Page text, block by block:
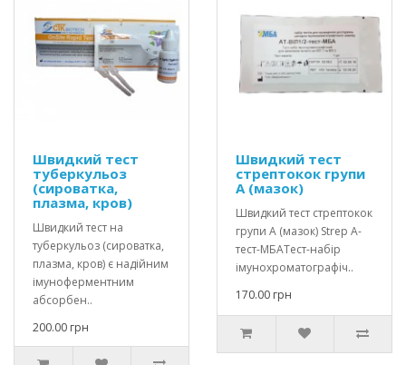
Швидкий тест
туберкульоз
(сироватка,
плазма, кров)
Швидкий тест на
туберкульоз (сироватка,
плазма, кров) є надійним
імуноферментним
абсорбен..
200.00 грн
Швидкий тест
стрептокок групи
А (мазок)
Швидкий тест стрептокок
групи А (мазок) Strep A-
тест-МБАТест-набір
імунохроматографіч..
170.00 грн